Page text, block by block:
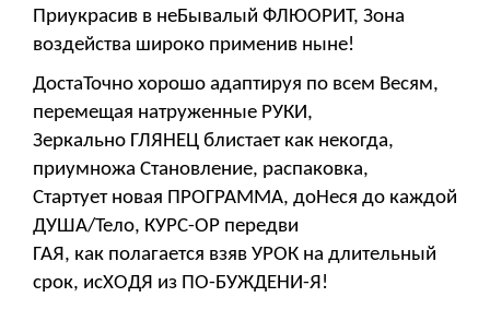
Приукрасив в неБывалый ФЛЮОРИТ, Зона
воздейства широко применив ныне!
ДостаТочно хорошо адаптируя по всем Весям,
перемещая натруженные РУКИ,
Зеркально ГЛЯНЕЦ блистает как некогда,
приумножа Становление, распаковка,
Стартует новая ПРОГРАММА, доНеся до каждой
ДУША/Тело, КУРС-ОР передви
ГАЯ, как полагается взяв УРОК на длительный
срок, исХОДЯ из ПО-БУЖДЕНИ-Я!